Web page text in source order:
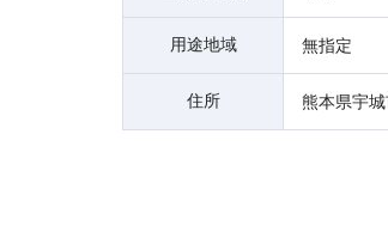
用途地域 無指定
住所 熊本県宇